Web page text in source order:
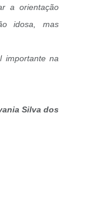
a orientação
idosa, mas
importante na
Silva dos